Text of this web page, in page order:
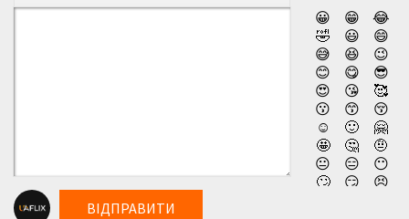
😀
😁
😂
🤣
😃
😄
😅
😆
😉
😊
😋
😎
😍
😘
🥰
😗
😙
😚
☺️
🙂
🤗
🤩
🤔
🤨
😐
😑
😶
🙄
😏
😣
ВІДПРАВИТИ